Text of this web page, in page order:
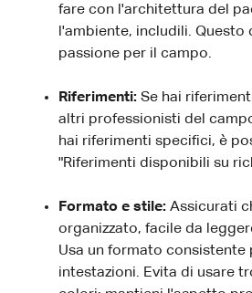
fare con l'architettura del
l'ambiente, includili. Questo
passione per il campo.
Riferimenti: Se hai
altri professionisti del
hai riferimenti specifici, è
"Riferimenti disponibili su
Formato e stile: Assicurati
organizzato, facile da
Usa un formato consistente
intestazioni. Evita di usare